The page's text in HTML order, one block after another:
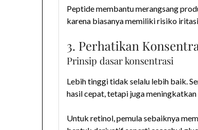
Peptide membantu merangsang
karena biasanya memiliki risiko
3. Perhatikan
Prinsip dasar konsentrasi
Lebih tinggi tidak selalu lebih baik.
hasil cepat, tetapi juga
Untuk retinol, pemula sebaiknya